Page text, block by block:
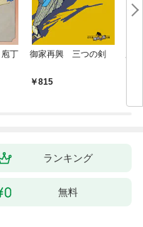
丁
御家再興 三つの剣
815
ランキング
無料